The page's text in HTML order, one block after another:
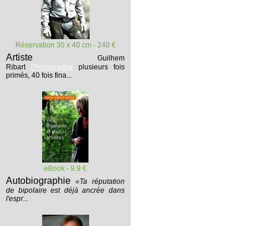
Réservation 30 x 40 cm - 240 €
Artiste
Guilhem
Ribart
Photographe plusieurs fois
primés, 40 fois fina...
eBook - 9.9 €
Autobiographie «Ta réputation
de bipolaire est déjà ancrée dans
l'espr...